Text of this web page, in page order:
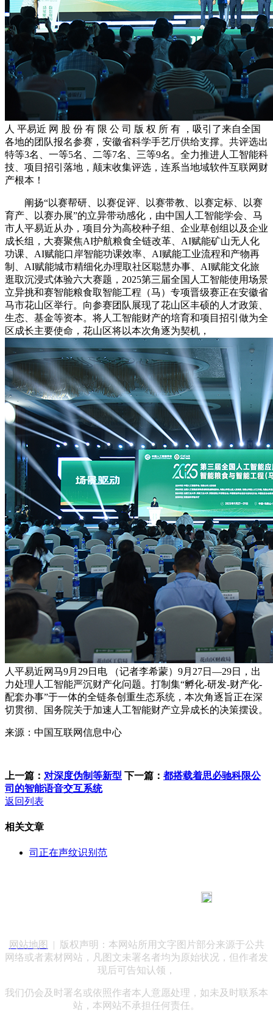
人 平易近 网 股 份 有 限 公 司 版 权 所 有 ，吸引了来自全国
各地的团队报名参赛，安徽省科学手艺厅供给支撑。共评选出
特等3名、一等5名、二等7名、三等9名。全力推进人工智能科
技、项目招引落地，颠末收集评选，连系当地域软件互联网财
产根本！
阐扬“以赛帮研、以赛促评、以赛带教、以赛定标、以赛
育产、以赛办展”的立异带动感化，由中国人工智能学会、马
市人平易近从办，项目分为高校种子组、企业草创组以及企业
成长组，大赛聚焦AI护航粮食全链改革、AI赋能矿山无人化
功课、AI赋能口岸智能功课效率、AI赋能工业流程和产物再
制、AI赋能城市精细化办理取社区聪慧办事、AI赋能文化旅
逛取沉浸式体验六大赛题，2025第三届全国人工智能使用场景
立异挑和赛智能粮食取智能工程（马）专项晋级赛正在安徽省
马市花山区举行。向参赛团队展现了花山区丰硕的人才政策、
生态、基金等资本。将人工智能财产的培育和项目招引做为全
区成长主要使命，花山区将以本次角逐为契机，
人平易近网马9月29日电 （记者李希蒙）9月27日—29日，出
力处理人工智能严沉财产化问题。打制集“孵化-研发-财产化-
配套办事”于一体的全链条创重生态系统，本次角逐旨正在深
切贯彻、国务院关于加速人工智能财产立异成长的决策摆设。
来源：中国互联网信息中心
上一篇： 对深度伪制等新型 下一篇： 都搭载着思必驰科限公
司的智能语音交互系统
返回列表
相关文章
司正在声纹识别范
网站地图
| 版权声明：本网站所用文字图片部分来源于公共
网络或者素材网站，凡图文未署名者均为原始状况，但作者发
现后可告知认领，
我们仍会及时署名或依照作者本人意愿处理，如未及时联系本
站，本网站不承担任何责任。